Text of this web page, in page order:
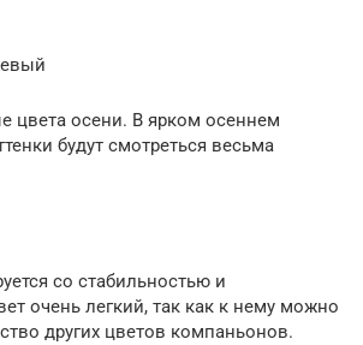
цвета осени. В ярком осеннем
будут смотреться весьма
со стабильностью и
очень легкий, так как к нему можно
других цветов компаньонов.